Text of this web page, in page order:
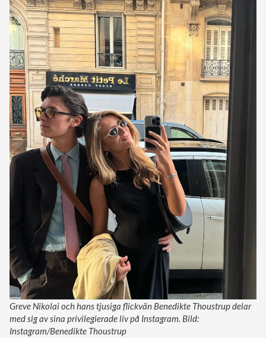
Greve Nikolai och hans tjusiga flickvän Benedikte Thoustrup delar
med sig av sina privilegierade liv på Instagram. Bild:
Instagram/Benedikte Thoustrup